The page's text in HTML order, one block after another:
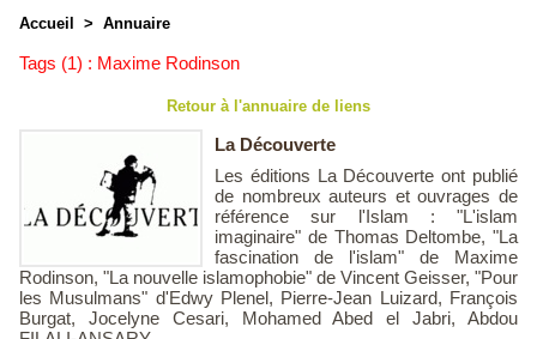
Accueil > Annuaire
Tags (1) : Maxime Rodinson
Retour à l'annuaire de liens
La Découverte
Les éditions La Découverte ont publié
de nombreux auteurs et ouvrages de
référence sur l'Islam : "L'islam
imaginaire" de Thomas Deltombe, "La
fascination de l'islam" de Maxime
Rodinson, "La nouvelle islamophobie" de Vincent Geisser, "Pour
les Musulmans" d'Edwy Plenel, Pierre-Jean Luizard, François
Burgat, Jocelyne Cesari, Mohamed Abed el Jabri, Abdou